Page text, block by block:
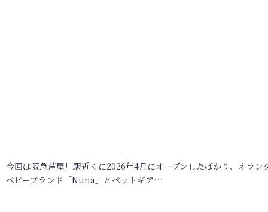
今回は阪急芦屋川駅近くに2026年4月にオープンしたばかり、オラン
ベビーブランド「Nuna」とペットギア…